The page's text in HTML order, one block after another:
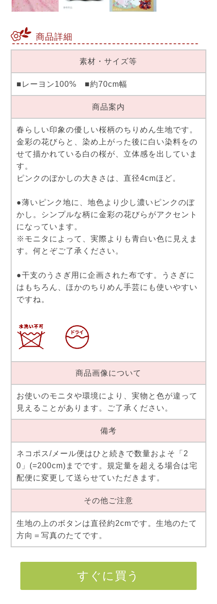
商品詳細
素材・サイズ等
■レーヨン100% ■約70cm幅
商品案内
春らしい印象の優しい桜柄のちりめん生地です。
金彩の花びらと、染め上がった後に白い染料をの
せて描かれている白の桜が、立体感を出していま
す。
ピンクのぼかしの大きさは、直径4cmほど。
●薄いピンク地に、地色より少し濃いピンクのぼ
かし。シンプルな柄に金彩の花びらがアクセント
になっています。
※モニタによって、実際よりも青白い色に見えま
す。何とぞご了承ください。
●干支のうさぎ用に企画された布です。うさぎに
はもちろん、ほかのちりめん手芸にも使いやすい
ですね。
商品画像について
お使いのモニタや環境により、実物と色が違って
見えることがあります。ご了承ください。
備考
ネコポス/メール便はひと続きで数量およそ「2
0」(=200cm)までです。規定量を超える場合は宅
配便に変更して送らせていただきます。
その他ご注意
生地の上のボタンは直径約2cmです。生地のたて
方向＝写真のたてです。
すぐに買う